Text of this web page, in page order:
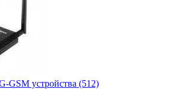
GSM устройства (512)